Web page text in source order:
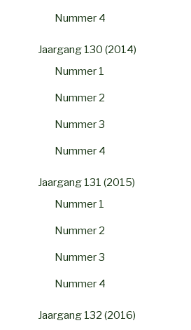
Nummer 4
Jaargang 130 (2014)
Nummer 1
Nummer 2
Nummer 3
Nummer 4
Jaargang 131 (2015)
Nummer 1
Nummer 2
Nummer 3
Nummer 4
Jaargang 132 (2016)